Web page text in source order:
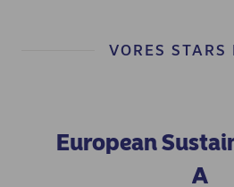
VORES STARS
European
A